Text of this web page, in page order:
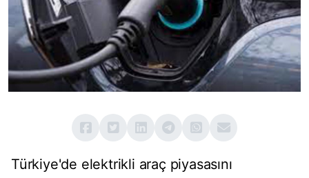
Türkiye'de elektrikli araç piyasasını